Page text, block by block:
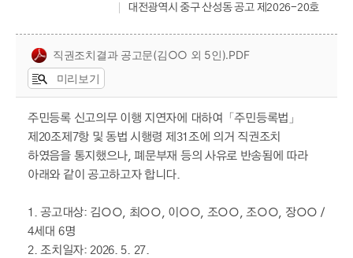
대전광역시 중구 산성동 공고 제2026-20호
직권조치결과 공고문(김○○ 외 5인).PDF
미리보기
주민등록 신고의무 이행 지연자에 대하여「주민등록법」
제20조제7항 및 동법 시행령 제31조에 의거 직권조치
하였음을 통지했으나, 폐문부재 등의 사유로 반송됨에 따라
아래와 같이 공고하고자 합니다.
1. 공고대상: 김○○, 최○○, 이○○, 조○○, 조○○, 장○○ /
4세대 6명
2. 조치일자: 2026. 5. 27.